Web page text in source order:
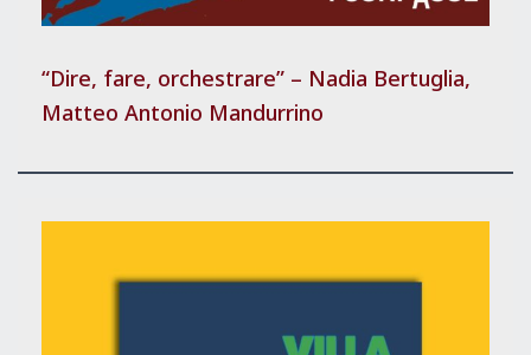
“Dire, fare, orchestrare” – Nadia Bertuglia,
Matteo Antonio Mandurrino